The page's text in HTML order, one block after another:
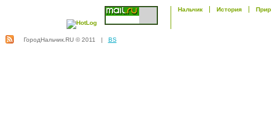
Нальчик История
ГородНальчик.RU © 2011 | BS